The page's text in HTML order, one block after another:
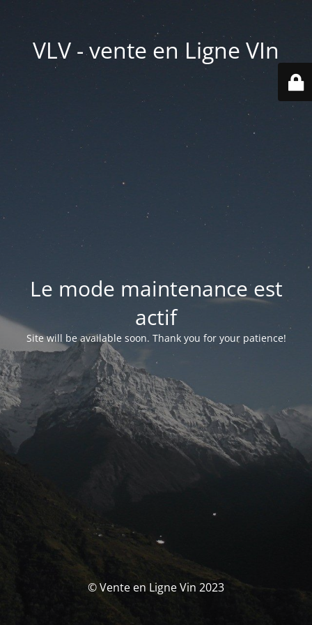
VLV - vente en Ligne VIn
Le mode maintenance est
actif
Site will be available soon. Thank you for your patience!
© Vente en Ligne Vin 2023